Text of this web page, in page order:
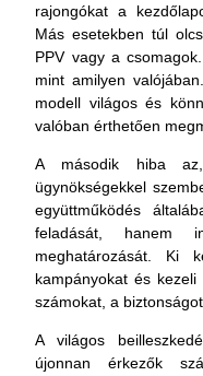
rajongókat a
Más esetekben túl
PPV vagy a
mint amilyen
modell világos és
valóban érthetően
A második hiba
ügynökségekkel
együttműködés
feladását, hanem
meghatározását. Ki
kampányokat és
számokat, a
A világos
újonnan érkezők